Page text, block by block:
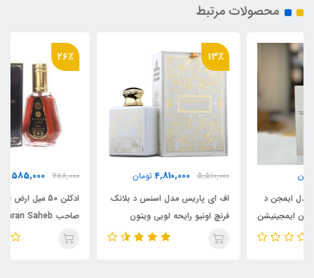
محصولات مرتبط
4,810,000 تومان
اف ای پاریس مدل اسنس د بلانک
فرنچ اونیو رایحه لویی ویتون
ایمجینیشن _ ایمجنیشن
788,000
585,000 تومان
ادکلن 50 میل ارض الزعفران مدل
صاحب Arz al zaafaran Saheb